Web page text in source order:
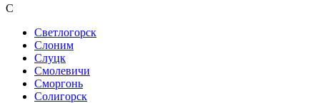
С
Светлогорск
Слоним
Слуцк
Смолевичи
Сморгонь
Солигорск